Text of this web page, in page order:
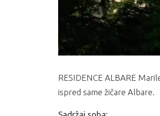
RESIDENCE ALBARE
ispred same žičare Albare.